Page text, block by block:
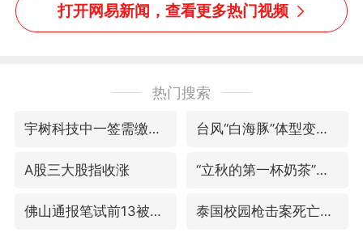
吗？”“或将成为首位考级
不带古筝的选手。”（来
打开网易新闻，查看更多热门视频
热门搜索
宇树科技中一签需缴款7.54万元 台风“白海豚”体型变大！环流面积接近13个浙江那么大
A股三大股指收涨 “立秋的第一杯奶茶”又爆单了
佛山通报笔试前13被淘汰后5名进体检 泰国校园枪击案死亡人数升至7人